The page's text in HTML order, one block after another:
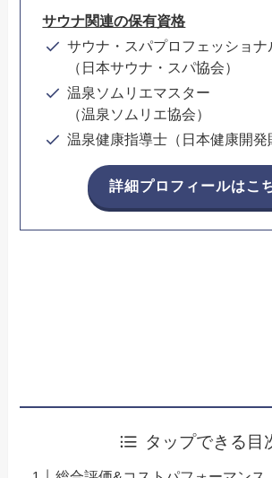
サウナ関連の保有資格
サウナ・スパプロフェッショナ
（日本サウナ・スパ協会）
温泉ソムリエマスター
（温泉ソムリエ協会）
温泉健康指導士（日本健康開発
詳細プロフィールはこ
タップできる目